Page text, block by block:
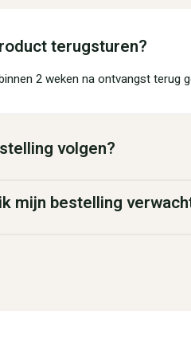
terugsturen?
2 weken na ontvangst terug
volgen?
mijn bestelling